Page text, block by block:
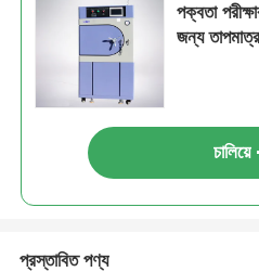
পক্বতা
জন্য
চালিয়ে
প্রস্তাবিত পণ্য